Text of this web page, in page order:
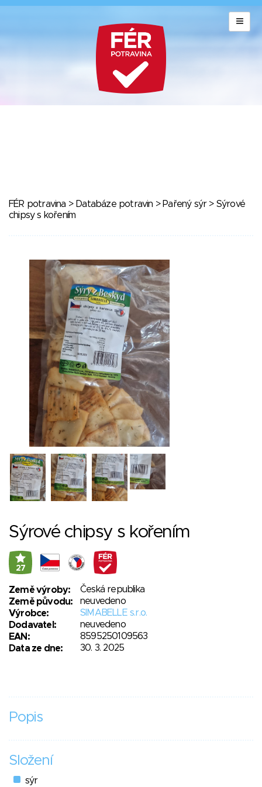
FÉR potravina > Databáze potravin > Pařený sýr> Sýrové
chipsy s kořením
Sýrové chipsy s kořením
27
Země výroby:
Česká republika
Země původu:
neuvedeno
Výrobce:
SIMABELLE s.r.o.
Dodavatel:
neuvedeno
EAN:
8595250109563
Data ze dne:
30. 3. 2025
Popis
Složení
sýr